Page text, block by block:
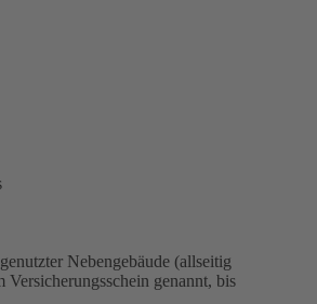
Nebengebäude (allseitig
Versicherungsschein genannt, bis